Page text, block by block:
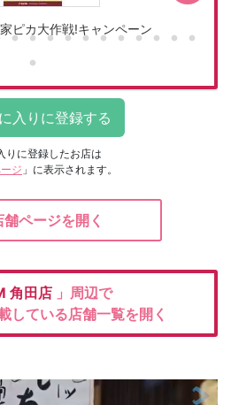
ピカ大作戦!キャンペーン
りに登録したお店は
ジ 」に表示されます。
ページを開く
角田店 」周辺で
している店舗一覧を開く